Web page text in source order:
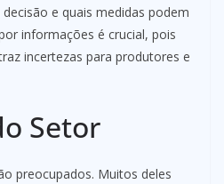
e quais medidas podem
informações é crucial, pois
incertezas para produtores e
Setor
preocupados. Muitos deles